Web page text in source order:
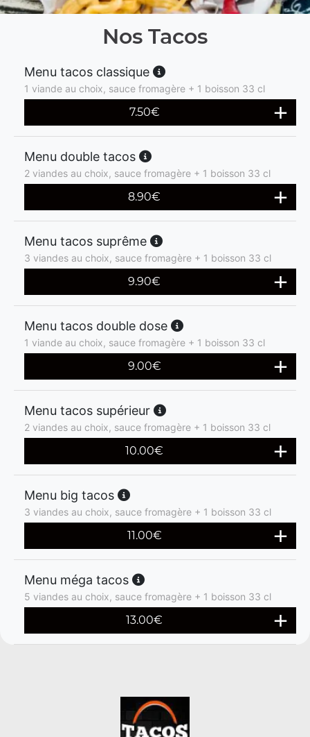
Nos Tacos
Menu tacos classique
1 viande au choix, sauce fromagère + 1 boisson 33 cl
7.50€
Menu double tacos
2 viandes au choix, sauce fromagère + 1 boisson 33 cl
8.90€
Menu tacos suprême
3 viandes au choix, sauce fromagère + 1 boisson 33 cl
9.90€
Menu tacos double dose
1 viande au choix, sauce fromagère + 1 boisson 33 cl
9.00€
Menu tacos supérieur
2 viandes au choix, sauce fromagère + 1 boisson 33 cl
10.00€
Menu big tacos
3 viandes au choix, sauce fromagère + 1 boisson 33 cl
11.00€
Menu méga tacos
5 viandes au choix, sauce fromagère + 1 boisson 33 cl
13.00€